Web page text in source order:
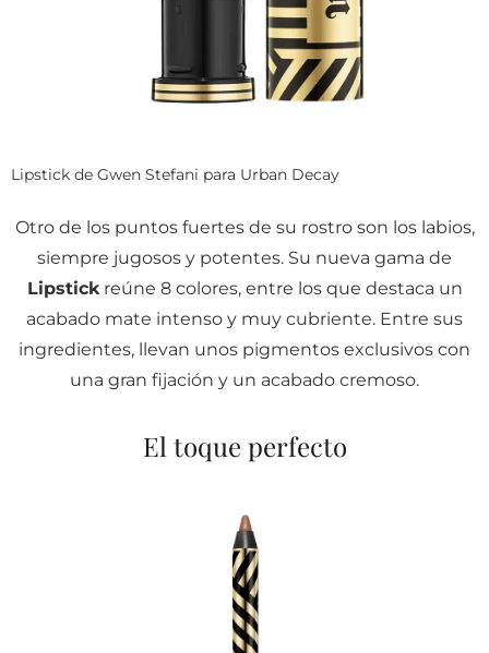
Lipstick de Gwen Stefani para Urban Decay
Otro de los puntos fuertes de su rostro son los labios,
siempre jugosos y potentes. Su nueva gama de
Lipstickreúne 8 colores, entre los que destaca un
acabado mate intenso y muy cubriente. Entre sus
ingredientes, llevan unos pigmentos exclusivos con
una gran fijación y un acabado cremoso.
El toque perfecto